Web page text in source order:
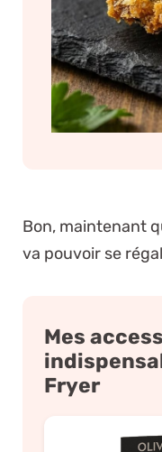
Bon, maintenant
va pouvoir se
Mes
Fryer